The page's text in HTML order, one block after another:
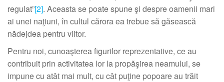
regulat”[2]. Aceasta se poate spune şi despre oamenii mari
ai unei naţiuni, în cultul cărora ea trebue să găsească
nădejdea pentru viitor.
Pentru noi, cunoaşterea figurilor reprezentative, ce au
contribuit prin activitatea lor la propăşirea neamului, se
impune cu atât mai mult, cu cât puţine popoare au trăit